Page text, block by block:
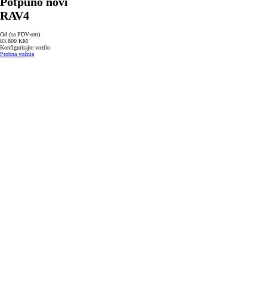
RAV4
Od (sa PDV-om)
83.800 KM
Konfigurirajte vozilo
Probna vožnja